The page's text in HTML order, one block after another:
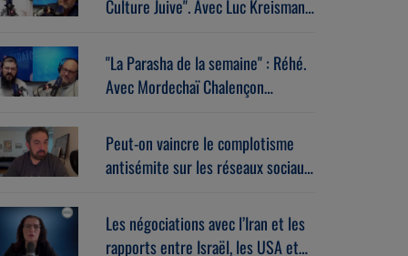
Culture Juive". Avec Luc Kreisman
"La Parasha de la semaine" : Réhé.
Avec Mordechaï Chalençon
Peut-on vaincre le complotisme
antisémite sur les réseaux sociaux
(06/08/2026)
Les négociations avec l’Iran et les
rapports entre Israël, les USA et